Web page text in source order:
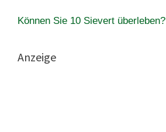
Können Sie 10 Sievert überleben?
Anzeige